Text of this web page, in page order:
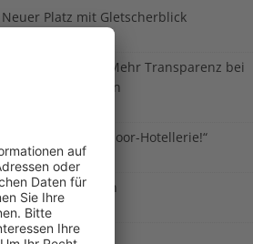
Neuer Platz mit Gletscherblick
Neue EU-Regeln: Mehr Transparenz bei
Ferienunterkünften
„Wir sind die Outdoor-Hotellerie!“
1. August 2026
Akku gegen Benzin
29. Juli 2026